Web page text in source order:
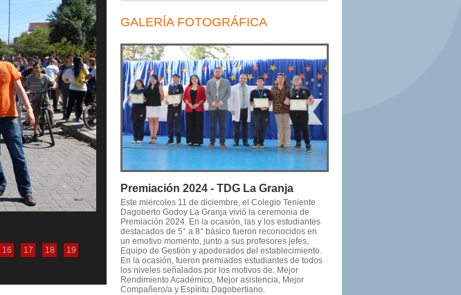
16 17 18
19
GALERÍA FOTOGRÁFICA
Premiación 2024 - TDG La Granja
Este miércoles 11 de diciembre, el Colegio Teniente
Dagoberto Godoy La Granja vivió la ceremonia de
Premiación 2024. En la ocasión, las y los estudiantes
destacados de 5° a 8° básico fueron reconocidos en
un emotivo momento, junto a sus profesores jefes,
Equipo de Gestión y apoderados del establecimiento.
En la ocasión, fueron premiados estudiantes de todos
los niveles señalados por los motivos de: Mejor
Rendimiento Académico, Mejor asistencia, Mejor
Compañero/a y Espíritu Dagobertiano.